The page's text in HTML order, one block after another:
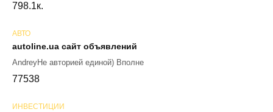
798.1к.
АВТО
autoline.ua сайт объявлений
AndreyНе авторией единой) Вполне
77538
ИНВЕСТИЦИИ